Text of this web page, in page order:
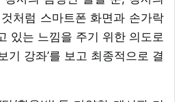
처럼 스마트폰 화면과 손가락
있는 느낌을 주기 위한 의도로
기 강좌’를 보고 최종적으로 결